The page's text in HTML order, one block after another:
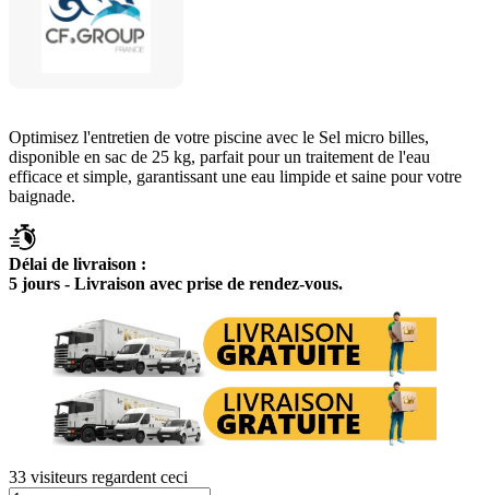
Optimisez l'entretien de votre piscine avec le Sel micro billes,
disponible en sac de 25 kg, parfait pour un traitement de l'eau
efficace et simple, garantissant une eau limpide et saine pour votre
baignade.
Délai de livraison :
5 jours - Livraison avec prise de rendez-vous.
33 visiteurs regardent ceci